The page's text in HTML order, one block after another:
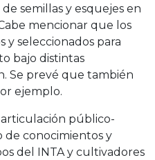
semillas y esquejes en
mencionar que los
seleccionados para
bajo distintas
Se prevé que también
ejemplo.
público-
de conocimientos y
del INTA y cultivadores